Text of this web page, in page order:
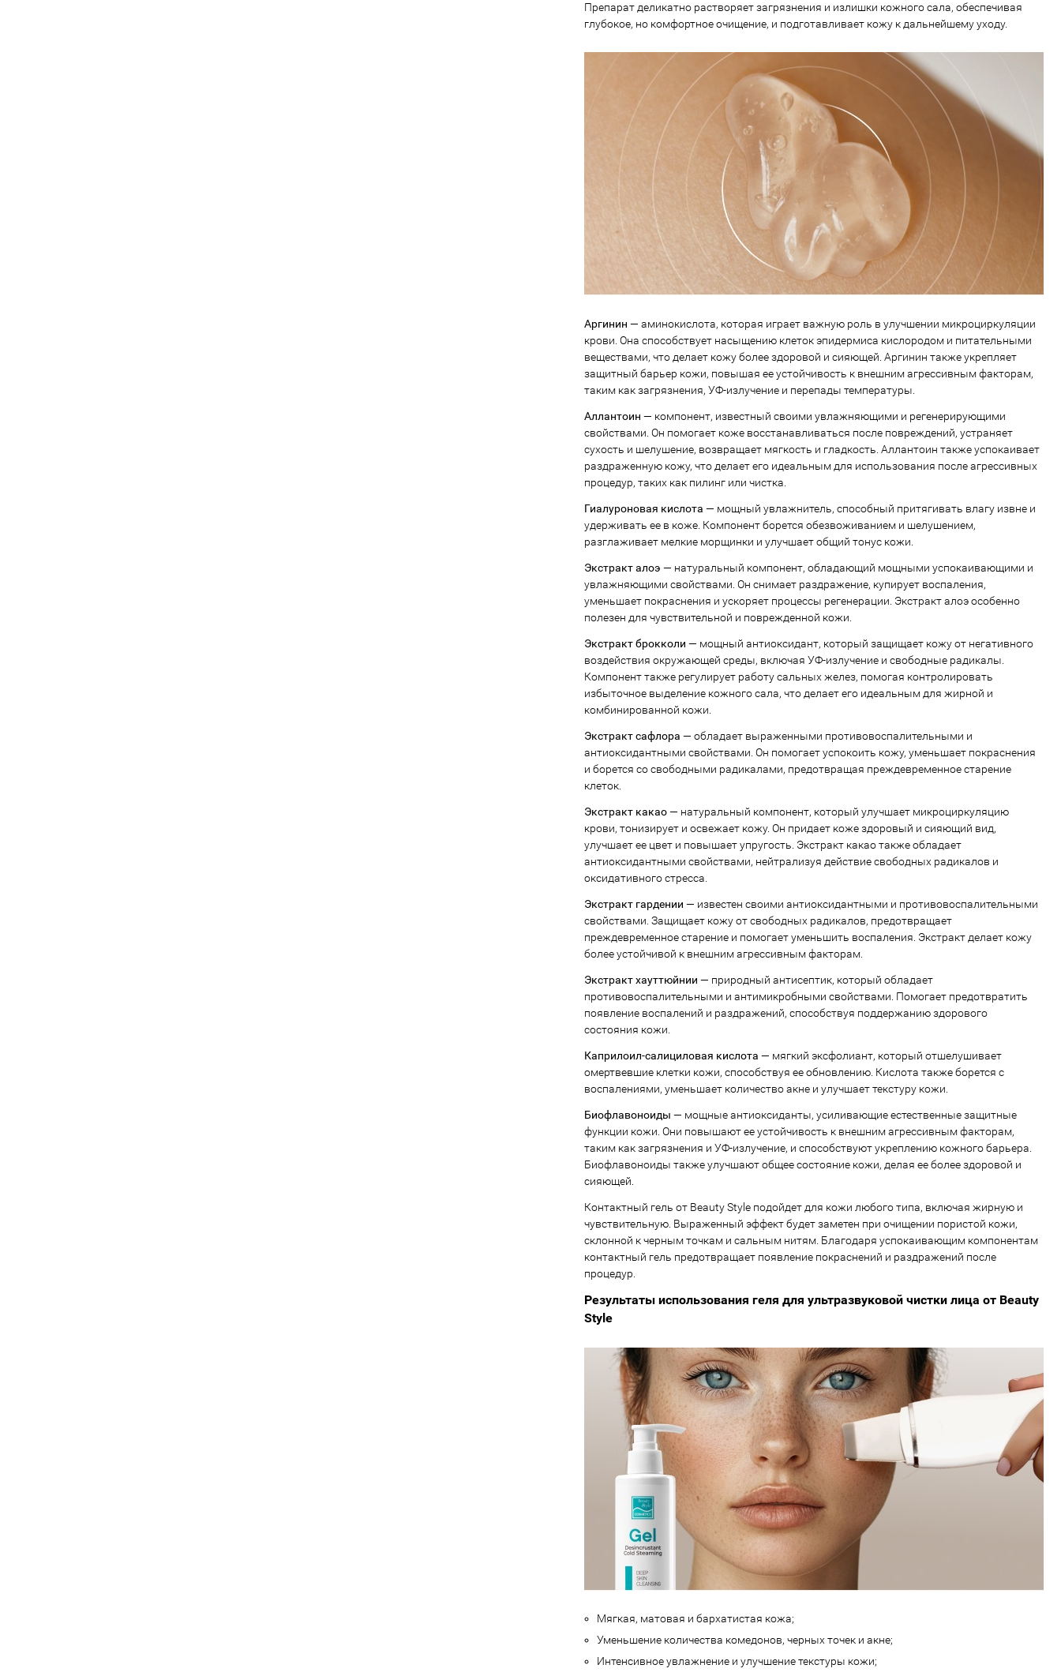
Препарат деликатно растворяет загрязнения и излишки кожного сала, обеспечивая
глубокое, но комфортное очищение, и подготавливает кожу к дальнейшему уходу.
Аргинин — аминокислота, которая играет важную роль в улучшении микроциркуляции
крови. Она способствует насыщению клеток эпидермиса кислородом и питательными
веществами, что делает кожу более здоровой и сияющей. Аргинин также укрепляет
защитный барьер кожи, повышая ее устойчивость к внешним агрессивным факторам,
таким как загрязнения, УФ-излучение и перепады температуры.
Аллантоин — компонент, известный своими увлажняющими и регенерирующими
свойствами. Он помогает коже восстанавливаться после повреждений, устраняет
сухость и шелушение, возвращает мягкость и гладкость. Аллантоин также успокаивает
раздраженную кожу, что делает его идеальным для использования после агрессивных
процедур, таких как пилинг или чистка.
Гиалуроновая кислота — мощный увлажнитель, способный притягивать влагу извне и
удерживать ее в коже. Компонент борется обезвоживанием и шелушением,
разглаживает мелкие морщинки и улучшает общий тонус кожи.
Экстракт алоэ — натуральный компонент, обладающий мощными успокаивающими и
увлажняющими свойствами. Он снимает раздражение, купирует воспаления,
уменьшает покраснения и ускоряет процессы регенерации. Экстракт алоэ особенно
полезен для чувствительной и поврежденной кожи.
Экстракт брокколи — мощный антиоксидант, который защищает кожу от негативного
воздействия окружающей среды, включая УФ-излучение и свободные радикалы.
Компонент также регулирует работу сальных желез, помогая контролировать
избыточное выделение кожного сала, что делает его идеальным для жирной и
комбинированной кожи.
Экстракт сафлора — обладает выраженными противовоспалительными и
антиоксидантными свойствами. Он помогает успокоить кожу, уменьшает покраснения
и борется со свободными радикалами, предотвращая преждевременное старение
клеток.
Экстракт какао— натуральный компонент, который улучшает микроциркуляцию
крови, тонизирует и освежает кожу. Он придает коже здоровый и сияющий вид,
улучшает ее цвет и повышает упругость. Экстракт какао также обладает
антиоксидантными свойствами, нейтрализуя действие свободных радикалов и
оксидативного стресса.
Экстракт гардении — известен своими антиоксидантными и противовоспалительными
свойствами. Защищает кожу от свободных радикалов, предотвращает
преждевременное старение и помогает уменьшить воспаления. Экстракт делает кожу
более устойчивой к внешним агрессивным факторам.
Экстракт хауттюйнии — природный антисептик, который обладает
противовоспалительными и антимикробными свойствами. Помогает предотвратить
появление воспалений и раздражений, способствуя поддержанию здорового
состояния кожи.
Каприлоил-салициловая кислота — мягкий эксфолиант, который отшелушивает
омертвевшие клетки кожи, способствуя ее обновлению. Кислота также борется с
воспалениями, уменьшает количество акне и улучшает текстуру кожи.
Биофлавоноиды — мощные антиоксиданты, усиливающие естественные защитные
функции кожи. Они повышают ее устойчивость к внешним агрессивным факторам,
таким как загрязнения и УФ-излучение, и способствуют укреплению кожного барьера.
Биофлавоноиды также улучшают общее состояние кожи, делая ее более здоровой и
сияющей.
Контактный гель от Beauty Style подойдет для кожи любого типа, включая жирную и
чувствительную. Выраженный эффект будет заметен при очищении пористой кожи,
склонной к черным точкам и сальным нитям. Благодаря успокаивающим компонентам
контактный гель предотвращает появление покраснений и раздражений после
процедур.
Результаты использования геля для ультразвуковой чистки лица от Beauty
Style
Мягкая, матовая и бархатистая кожа;
Уменьшение количества комедонов, черных точек и акне;
Интенсивное увлажнение и улучшение текстуры кожи;